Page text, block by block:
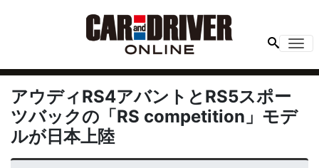
アウディRS4アバントとRS5スポー
ツバックの「RS competition」モデ
ルが日本上陸